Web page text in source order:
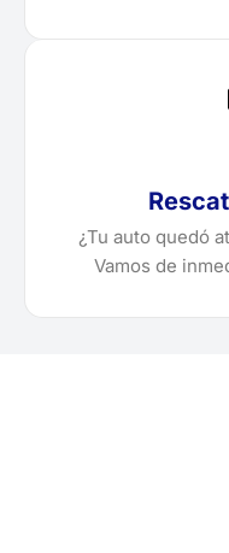
¿Tu auto quedó
Vamos de